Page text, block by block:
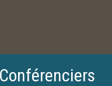
Conférenciers